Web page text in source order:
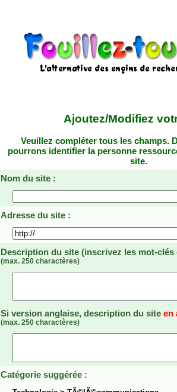
Ajoutez/Modifiez
Veuillez compléter tous les champs.
pourrons identifier la personne
site.
Nom du site :
Adresse du site :
Description du site (inscrivez les mot-
(max. 250 charactères)
Si version anglaise, description du site en
(max. 250 charactères)
Catégorie suggérée :